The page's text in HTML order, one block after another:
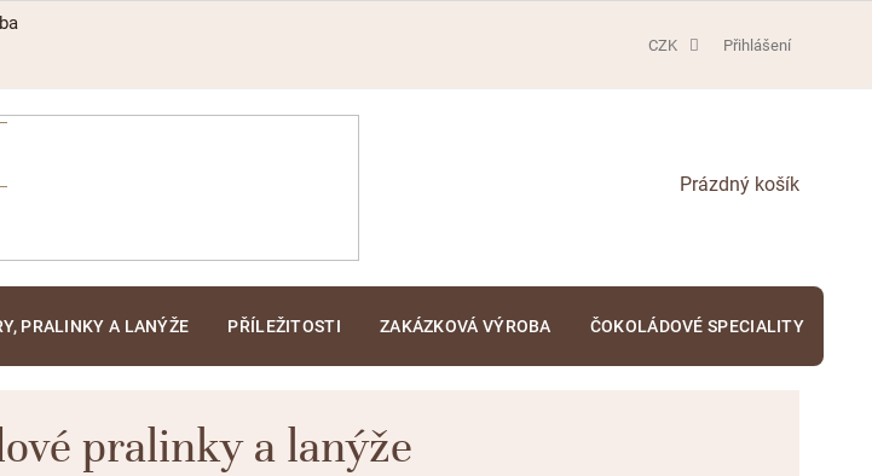
CZK Přihlášení
NÁKUPNÍ
PRALINKY A LANÝŽE PŘÍLEŽITOSTI ZAKÁZKOVÁ VÝROBA ČOKOLÁDOVÉ SPECIALITY
pralinky a lanýže